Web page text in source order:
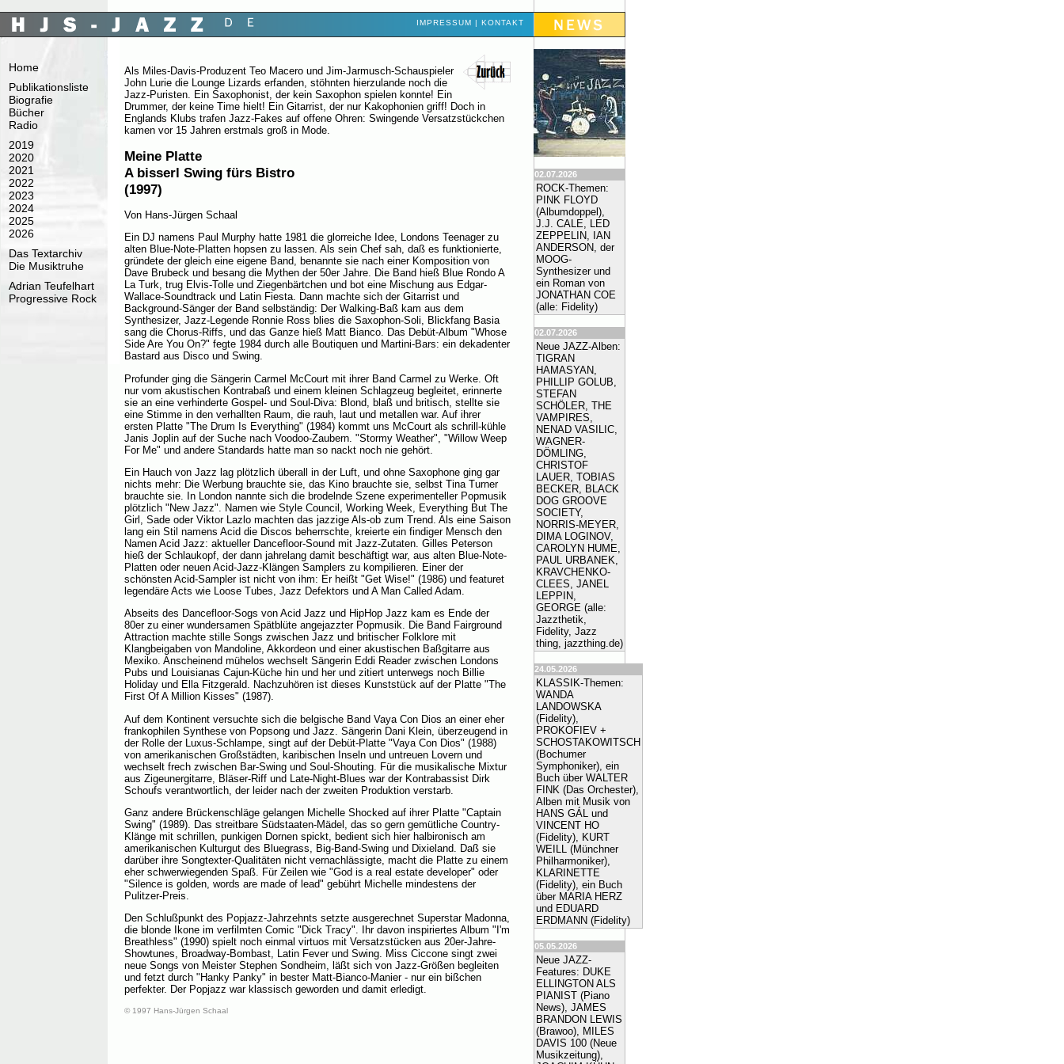
IMPRESSUM | KONTAKT
Home
Publikationsliste
Biografie
Bücher
Radio
2019
2020
2021
2022
2023
2024
2025
2026
Das Textarchiv
Die Musiktruhe
Adrian Teufelhart
Progressive Rock
Als Miles-Davis-Produzent Teo Macero und Jim-Jarmusch-Schauspieler
John Lurie die Lounge Lizards erfanden, stöhnten hierzulande noch die
Jazz-Puristen. Ein Saxophonist, der kein Saxophon spielen konnte! Ein
Drummer, der keine Time hielt! Ein Gitarrist, der nur Kakophonien griff! Doch in
Englands Klubs trafen Jazz-Fakes auf offene Ohren: Swingende Versatzstückchen
kamen vor 15 Jahren erstmals groß in Mode.
Meine Platte
A bisserl Swing fürs Bistro
(1997)
Von Hans-Jürgen Schaal
Ein DJ namens Paul Murphy hatte 1981 die glorreiche Idee, Londons Teenager zu
alten Blue-Note-Platten hopsen zu lassen. Als sein Chef sah, daß es funktionierte,
gründete der gleich eine eigene Band, benannte sie nach einer Komposition von
Dave Brubeck und besang die Mythen der 50er Jahre. Die Band hieß Blue Rondo A
La Turk, trug Elvis-Tolle und Ziegenbärtchen und bot eine Mischung aus Edgar-
Wallace-Soundtrack und Latin Fiesta. Dann machte sich der Gitarrist und
Background-Sänger der Band selbständig: Der Walking-Baß kam aus dem
Synthesizer, Jazz-Legende Ronnie Ross blies die Saxophon-Soli, Blickfang Basia
sang die Chorus-Riffs, und das Ganze hieß Matt Bianco. Das Debüt-Album "Whose
Side Are You On?" fegte 1984 durch alle Boutiquen und Martini-Bars: ein dekadenter
Bastard aus Disco und Swing.
Profunder ging die Sängerin Carmel McCourt mit ihrer Band Carmel zu Werke. Oft
nur vom akustischen Kontrabaß und einem kleinen Schlagzeug begleitet, erinnerte
sie an eine verhinderte Gospel- und Soul-Diva: Blond, blaß und britisch, stellte sie
eine Stimme in den verhallten Raum, die rauh, laut und metallen war. Auf ihrer
ersten Platte "The Drum Is Everything" (1984) kommt uns McCourt als schrill-kühle
Janis Joplin auf der Suche nach Voodoo-Zaubern. "Stormy Weather", "Willow Weep
For Me" und andere Standards hatte man so nackt noch nie gehört.
Ein Hauch von Jazz lag plötzlich überall in der Luft, und ohne Saxophone ging gar
nichts mehr: Die Werbung brauchte sie, das Kino brauchte sie, selbst Tina Turner
brauchte sie. In London nannte sich die brodelnde Szene experimenteller Popmusik
plötzlich "New Jazz". Namen wie Style Council, Working Week, Everything But The
Girl, Sade oder Viktor Lazlo machten das jazzige Als-ob zum Trend. Als eine Saison
lang ein Stil namens Acid die Discos beherrschte, kreierte ein findiger Mensch den
Namen Acid Jazz: aktueller Dancefloor-Sound mit Jazz-Zutaten. Gilles Peterson
hieß der Schlaukopf, der dann jahrelang damit beschäftigt war, aus alten Blue-Note-
Platten oder neuen Acid-Jazz-Klängen Samplers zu kompilieren. Einer der
schönsten Acid-Sampler ist nicht von ihm: Er heißt "Get Wise!" (1986) und featuret
legendäre Acts wie Loose Tubes, Jazz Defektors und A Man Called Adam.
Abseits des Dancefloor-Sogs von Acid Jazz und HipHop Jazz kam es Ende der
80er zu einer wundersamen Spätblüte angejazzter Popmusik. Die Band Fairground
Attraction machte stille Songs zwischen Jazz und britischer Folklore mit
Klangbeigaben von Mandoline, Akkordeon und einer akustischen Baßgitarre aus
Mexiko. Anscheinend mühelos wechselt Sängerin Eddi Reader zwischen Londons
Pubs und Louisianas Cajun-Küche hin und her und zitiert unterwegs noch Billie
Holiday und Ella Fitzgerald. Nachzuhören ist dieses Kunststück auf der Platte "The
First Of A Million Kisses" (1987).
Auf dem Kontinent versuchte sich die belgische Band Vaya Con Dios an einer eher
frankophilen Synthese von Popsong und Jazz. Sängerin Dani Klein, überzeugend in
der Rolle der Luxus-Schlampe, singt auf der Debüt-Platte "Vaya Con Dios" (1988)
von amerikanischen Großstädten, karibischen Inseln und untreuen Lovern und
wechselt frech zwischen Bar-Swing und Soul-Shouting. Für die musikalische Mixtur
aus Zigeunergitarre, Bläser-Riff und Late-Night-Blues war der Kontrabassist Dirk
Schoufs verantwortlich, der leider nach der zweiten Produktion verstarb.
Ganz andere Brückenschläge gelangen Michelle Shocked auf ihrer Platte "Captain
Swing" (1989). Das streitbare Südstaaten-Mädel, das so gern gemütliche Country-
Klänge mit schrillen, punkigen Dornen spickt, bedient sich hier halbironisch am
amerikanischen Kulturgut des Bluegrass, Big-Band-Swing und Dixieland. Daß sie
darüber ihre Songtexter-Qualitäten nicht vernachlässigte, macht die Platte zu einem
eher schwerwiegenden Spaß. Für Zeilen wie "God is a real estate developer" oder
"Silence is golden, words are made of lead" gebührt Michelle mindestens der
Pulitzer-Preis.
Den Schlußpunkt des Popjazz-Jahrzehnts setzte ausgerechnet Superstar Madonna,
die blonde Ikone im verfilmten Comic "Dick Tracy". Ihr davon inspiriertes Album "I'm
Breathless" (1990) spielt noch einmal virtuos mit Versatzstücken aus 20er-Jahre-
Showtunes, Broadway-Bombast, Latin Fever und Swing. Miss Ciccone singt zwei
neue Songs von Meister Stephen Sondheim, läßt sich von Jazz-Größen begleiten
und fetzt durch "Hanky Panky" in bester Matt-Bianco-Manier - nur ein bißchen
perfekter. Der Popjazz war klassisch geworden und damit erledigt.
© 1997 Hans-Jürgen Schaal
02.07.2026
ROCK-Themen:
PINK FLOYD
(Albumdoppel),
J.J. CALE, LED
ZEPPELIN, IAN
ANDERSON, der
MOOG-
Synthesizer und
ein Roman von
JONATHAN COE
(alle: Fidelity)
02.07.2026
Neue JAZZ-Alben:
TIGRAN
HAMASYAN,
PHILLIP GOLUB,
STEFAN
SCHÖLER, THE
VAMPIRES,
NENAD VASILIC,
WAGNER-
DÖMLING,
CHRISTOF
LAUER, TOBIAS
BECKER, BLACK
DOG GROOVE
SOCIETY,
NORRIS-MEYER,
DIMA LOGINOV,
CAROLYN HUME,
PAUL URBANEK,
KRAVCHENKO-
CLEES, JANEL
LEPPIN,
GEORGE (alle:
Jazzthetik,
Fidelity, Jazz
thing, jazzthing.de)
24.05.2026
KLASSIK-Themen:
WANDA
LANDOWSKA
(Fidelity),
PROKOFIEV +
SCHOSTAKOWITSCH
(Bochumer
Symphoniker), ein
Buch über WALTER
FINK (Das Orchester),
Alben mit Musik von
HANS GÁL und
VINCENT HO
(Fidelity), KURT
WEILL (Münchner
Philharmoniker),
KLARINETTE
(Fidelity), ein Buch
über MARIA HERZ
und EDUARD
ERDMANN (Fidelity)
05.05.2026
Neue JAZZ-
Features: DUKE
ELLINGTON ALS
PIANIST (Piano
News), JAMES
BRANDON LEWIS
(Brawoo), MILES
DAVIS 100 (Neue
Musikzeitung),